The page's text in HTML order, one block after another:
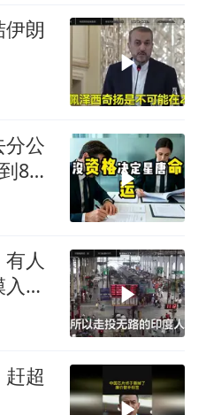
朗
分公
8
人
侵
超